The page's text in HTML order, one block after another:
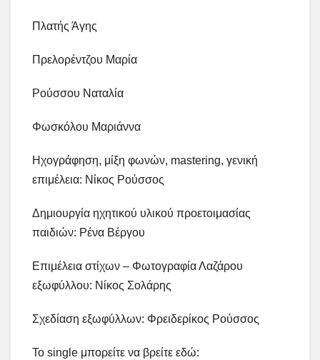
Πλατής Άγης
Πρελορέντζου Μαρία
Ρούσσου Ναταλία
Φωσκόλου Μαριάννα
Ηχογράφηση, μίξη φωνών, mastering, γενική
επιμέλεια: Νίκος Ρούσσος
Δημιουργία ηχητικού υλικού προετοιμασίας
παιδιών: Ρένα Βέργου
Επιμέλεια στίχων – Φωτογραφία Λαζάρου
εξωφύλλου: Νίκος Σολάρης
Σχεδίαση εξωφύλλων: Φρειδερίκος Ρούσσος
To single μπορείτε να βρείτε εδώ: